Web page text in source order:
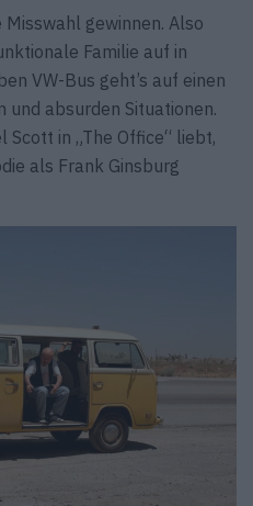
gewinnen. Also
Familie auf in
VW-Bus geht’s auf einen
absurden Situationen.
Scott in „The Office“ liebt,
als Frank Ginsburg